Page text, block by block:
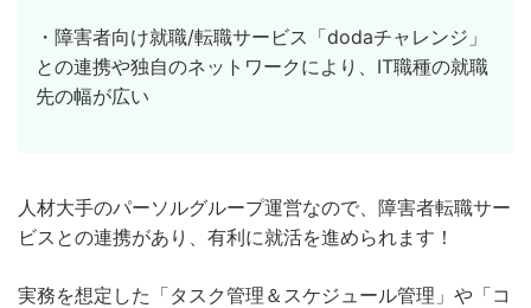
・障害者向け就職/転職サービス「dodaチャレンジ」
との連携や独自のネットワークにより、IT職種の就職
先の幅が広い
人材大手のパーソルグループ運営なので、障害者転職サー
ビスとの連携があり、有利に就活を進められます！
実務を想定した「タスク管理＆スケジュール管理」や「コ